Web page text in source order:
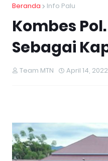
Beranda Info Palu
Kombes
Sebagai
Team MTN April 14, 2022